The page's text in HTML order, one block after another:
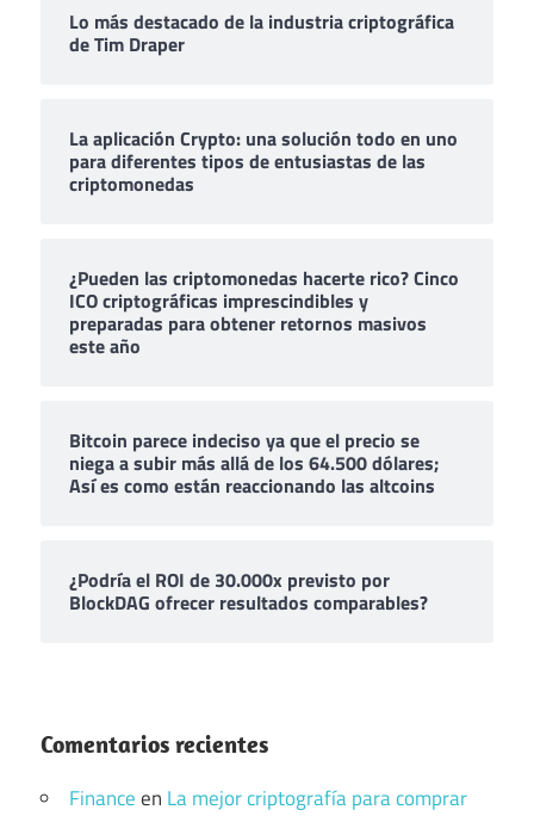
Lo más destacado de la industria criptográfica
de Tim Draper
La aplicación Crypto: una solución todo en uno
para diferentes tipos de entusiastas de las
criptomonedas
¿Pueden las criptomonedas hacerte rico? Cinco
ICO criptográficas imprescindibles y
preparadas para obtener retornos masivos
este año
Bitcoin parece indeciso ya que el precio se
niega a subir más allá de los 64.500 dólares;
Así es como están reaccionando las altcoins
¿Podría el ROI de 30.000x previsto por
BlockDAG ofrecer resultados comparables?
Comentarios recientes
Financeen La mejor criptografía para comprar